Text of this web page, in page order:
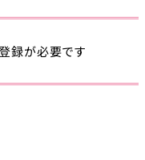
録が必要です